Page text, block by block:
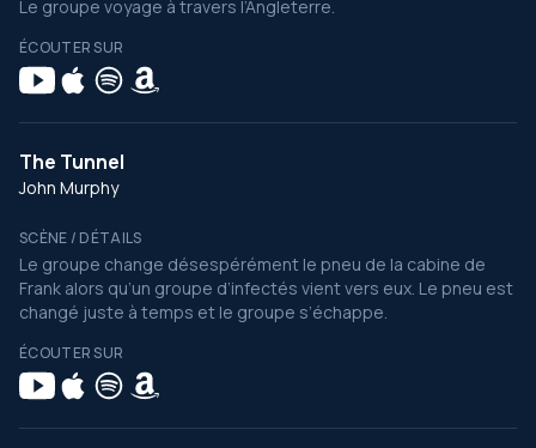
Le groupe voyage à travers l’Angleterre.
ÉCOUTER SUR
The Tunnel
John Murphy
SCÈNE / DÉTAILS
Le groupe change désespérément le pneu de la cabine de
Frank alors qu’un groupe d’infectés vient vers eux. Le pneu est
changé juste à temps et le groupe s’échappe.
ÉCOUTER SUR